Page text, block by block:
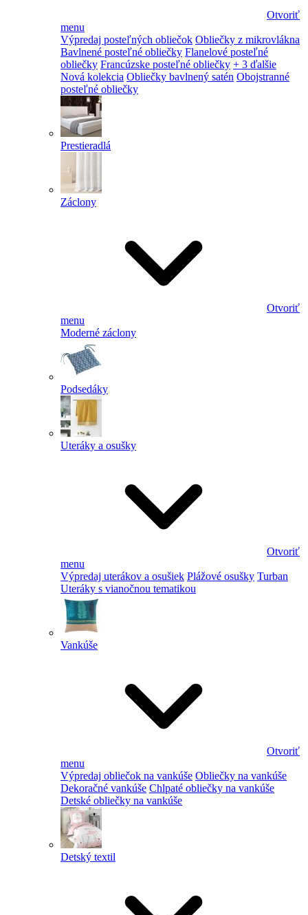
Otvoriť
menu
Výpredaj posteľných obliečok Obliečky z mikrovlákna
Bavlnené posteľné obliečky Flanelové posteľné
obliečky Francúzske posteľné obliečky + 3 ďalšie
Nová kolekcia Obliečky bavlnený satén Obojstranné
posteľné obliečky
Prestieradlá
Záclony
Otvoriť
menu
Moderné záclony
Podsedáky
Uteráky a osušky
Otvoriť
menu
Výpredaj uterákov a osušiek Plážové osušky Turban
Uteráky s vianočnou tematikou
Vankúše
Otvoriť
menu
Výpredaj obliečok na vankúše Obliečky na vankúše
Dekoračné vankúše Chlpaté obliečky na vankúše
Detské obliečky na vankúše
Detský textil